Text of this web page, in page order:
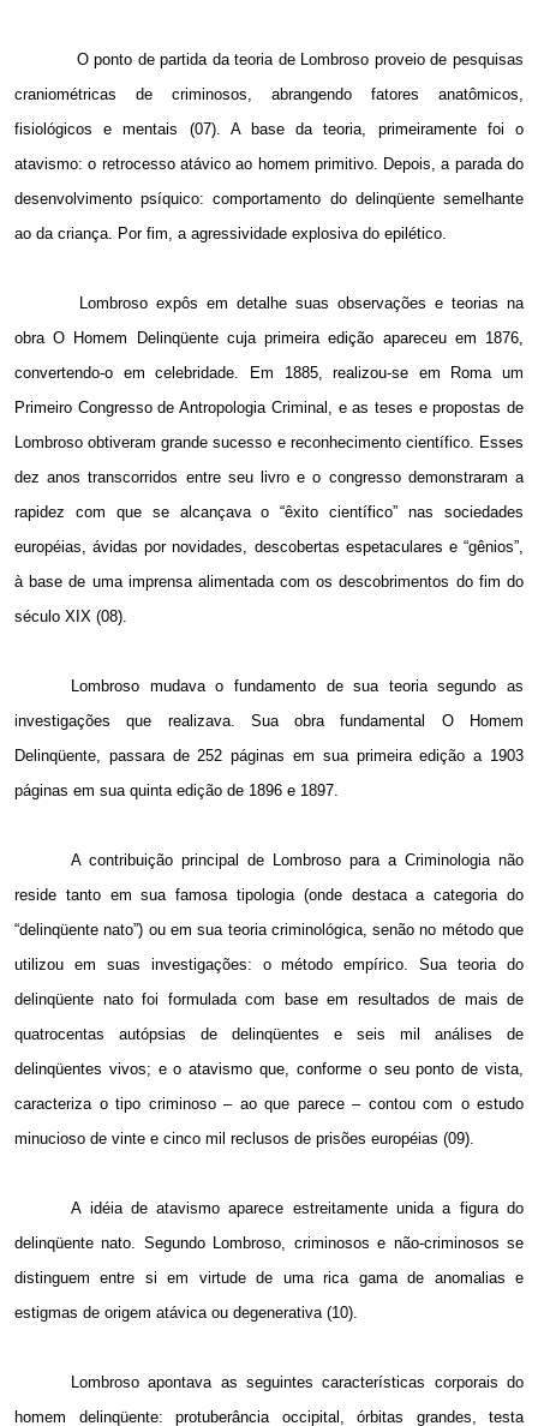
O ponto de partida da teoria de Lombroso proveio de pesquisas
craniométricas de criminosos, abrangendo fatores anatômicos,
fisiológicos e mentais (07). A base da teoria, primeiramente foi o
atavismo: o retrocesso atávico ao homem primitivo. Depois, a parada do
desenvolvimento psíquico: comportamento do delinqüente semelhante
ao da criança. Por fim, a agressividade explosiva do epilético.
Lombroso expôs em detalhe suas observações e teorias na
obra O Homem Delinqüente cuja primeira edição apareceu em 1876,
convertendo-o em celebridade. Em 1885, realizou-se em Roma um
Primeiro Congresso de Antropologia Criminal, e as teses e propostas de
Lombroso obtiveram grande sucesso e reconhecimento científico. Esses
dez anos transcorridos entre seu livro e o congresso demonstraram a
rapidez com que se alcançava o “êxito científico” nas sociedades
européias, ávidas por novidades, descobertas espetaculares e “gênios”,
à base de uma imprensa alimentada com os descobrimentos do fim do
século XIX (08).
Lombroso mudava o fundamento de sua teoria segundo as
investigações que realizava. Sua obra fundamental O Homem
Delinqüente, passara de 252 páginas em sua primeira edição a 1903
páginas em sua quinta edição de 1896 e 1897.
A contribuição principal de Lombroso para a Criminologia não
reside tanto em sua famosa tipologia (onde destaca a categoria do
“delinqüente nato”) ou em sua teoria criminológica, senão no método que
utilizou em suas investigações: o método empírico. Sua teoria do
delinqüente nato foi formulada com base em resultados de mais de
quatrocentas autópsias de delinqüentes e seis mil análises de
delinqüentes vivos; e o atavismo que, conforme o seu ponto de vista,
caracteriza o tipo criminoso – ao que parece – contou com o estudo
minucioso de vinte e cinco mil reclusos de prisões européias (09).
A idéia de atavismo aparece estreitamente unida a figura do
delinqüente nato. Segundo Lombroso, criminosos e não-criminosos se
distinguem entre si em virtude de uma rica gama de anomalias e
estigmas de origem atávica ou degenerativa (10).
Lombroso apontava as seguintes características corporais do
homem delinqüente: protuberância occipital, órbitas grandes, testa